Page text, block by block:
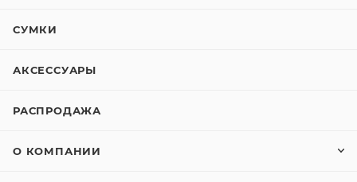
СУМКИ
АКСЕССУАРЫ
РАСПРОДАЖА
О КОМПАНИИ